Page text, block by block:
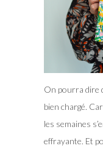
On pourra dire
bien chargé.
les semaines
effrayante. Et